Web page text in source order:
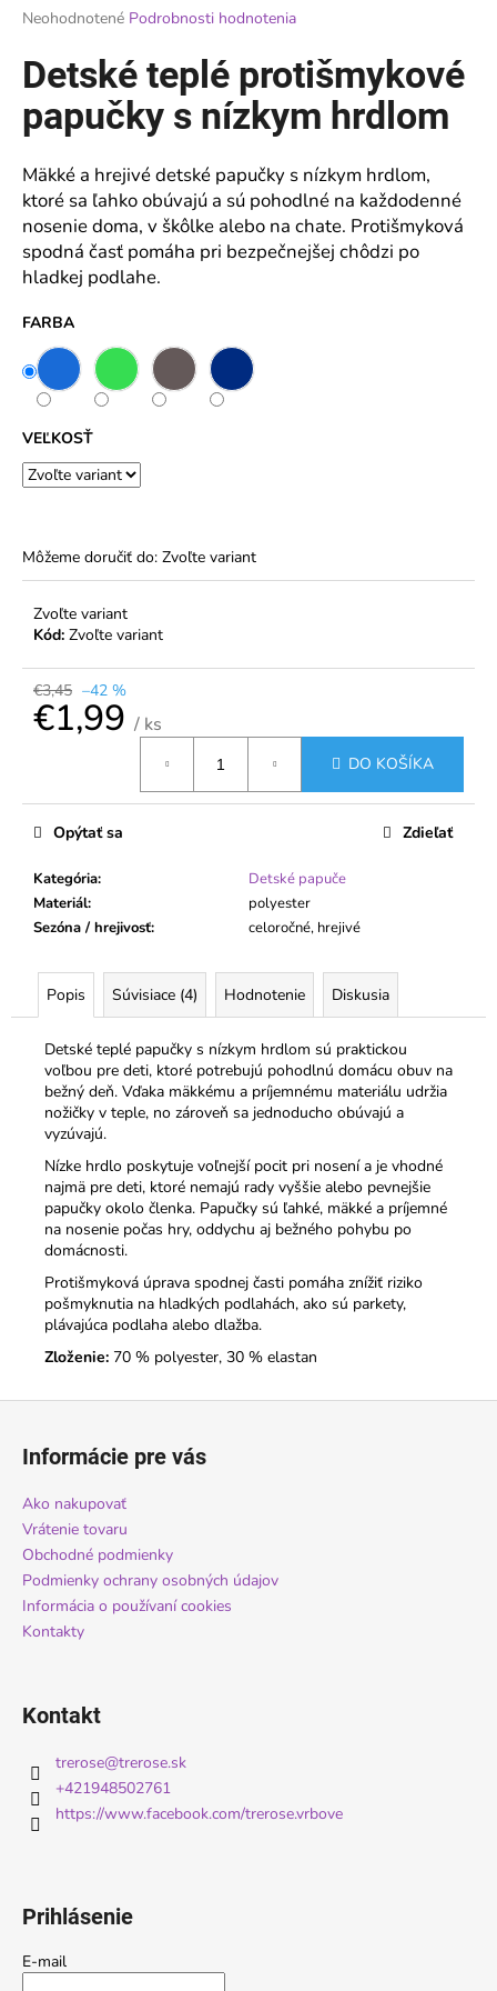
Priemerné
produktu
je
5
hviezdičiek.
Neohodnotené Podrobnosti hodnotenia
Detské teplé protišmykové
papučky s nízkym hrdlom
Mäkké a hrejivé detské papučky s nízkym hrdlom,
ktoré sa ľahko obúvajú a sú pohodlné na každodenné
nosenie doma, v škôlke alebo na chate. Protišmyková
spodná časť pomáha pri bezpečnejšej chôdzi po
hladkej podlahe.
FARBA
VEĽKOSŤ
Môžeme doručiť do: Zvoľte variant
Zvoľte variant
Kód: Zvoľte variant
€3,45 –42 %
€1,99 / ks
DO KOŠÍKA
Kategória:
Detské papuče
Materiál:
polyester
Sezóna / hrejivosť: celoročné, hrejivé
Opýtať sa Zdieľať
Popis Súvisiace (4) Hodnotenie Diskusia
Detské teplé papučky s nízkym hrdlom sú praktickou
voľbou pre deti, ktoré potrebujú pohodlnú domácu obuv na
bežný deň. Vďaka mäkkému a príjemnému materiálu udržia
nožičky v teple, no zároveň sa jednoducho obúvajú a
vyzúvajú.
Nízke hrdlo poskytuje voľnejší pocit pri nosení a je vhodné
najmä pre deti, ktoré nemajú rady vyššie alebo pevnejšie
papučky okolo členka. Papučky sú ľahké, mäkké a príjemné
na nosenie počas hry, oddychu aj bežného pohybu po
domácnosti.
Protišmyková úprava spodnej časti pomáha znížiť riziko
pošmyknutia na hladkých podlahách, ako sú parkety,
plávajúca podlaha alebo dlažba.
Zloženie: 70 % polyester, 30 % elastan
á
j
s
ť
?
HĽADAŤ
d
o
r
ú
m
e
DÁMSKE
PANČUCHOVÉ
NOHAVICE
NARCIS
15
Informácie pre vás
Ako nakupovať
Vrátenie tovaru
Obchodné podmienky
Podmienky ochrany osobných údajov
Informácia o používaní cookies
Kontakty
Kontakt
trerose@trerose.sk
+421948502761
https://www.facebook.com/trerose.vrbove
Prihlásenie
E-mail